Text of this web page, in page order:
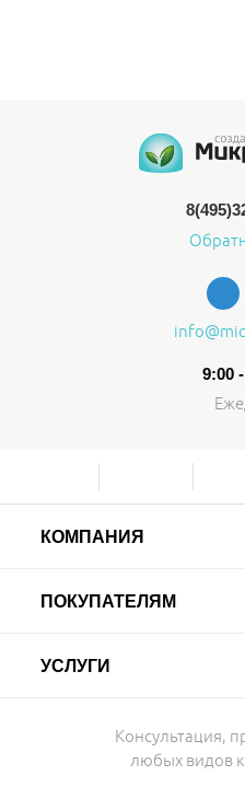
9:00
КОМПАНИЯ
ПОКУПАТЕЛЯМ
УСЛУГИ
Консультация,
любых видов